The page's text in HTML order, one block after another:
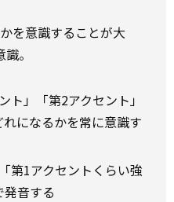
を意識することが大
。
ト」「第2アクセント」
れになるかを常に意識す
第1アクセントくらい強
発音する